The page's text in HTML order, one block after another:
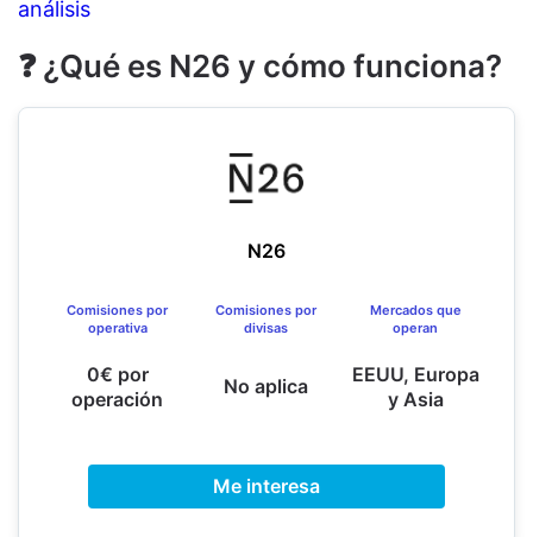
análisis
❓ ¿Qué es N26 y cómo funciona?
N26
Comisiones por
operativa
0€ por
operación
Comisiones por
divisas
No aplica
Mercados que
operan
EEUU, Europa
y Asia
Me interesa